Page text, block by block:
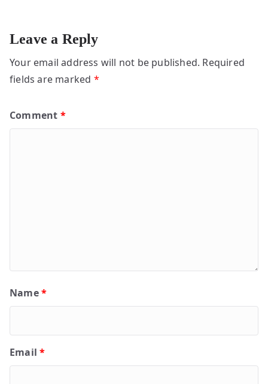
Leave a Reply
Your email address will not be published. Required
fields are marked *
Comment *
Name*
Email*